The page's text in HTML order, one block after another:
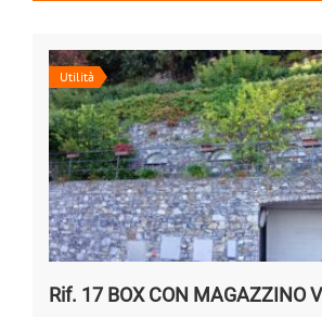
Utilità
Rif. 17 BOX CON MAGAZZINO